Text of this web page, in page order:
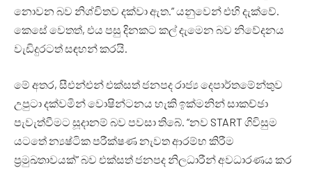
නොවන බව නිශ්චිතව දක්වා ඇත.” යනුවෙන් එහි දැක්වේ.
කෙසේ වෙතත්, එය පසු දිනකට කල් දැමෙන බව නිවේදනය
වැඩිදුරටත් සඳහන් කරයි.
මේ අතර, සීඑන්එන් එක්සත් ජනපද රාජ්‍ය දෙපාර්තමේන්තුව
උපුටා දක්වමින් වොෂින්ටනය හැකි ඉක්මනින් සාකච්ඡා
පැවැත්වීමට සූදානම් බව පවසා තිබේ. “නව START ගිවිසුම
යටතේ න්‍යෂ්ටික පරීක්ෂණ නැවත ආරම්භ කිරීම
ප්‍රමුඛතාවයක්” බව එක්සත් ජනපද නිලධාරීන් අවධාරණය කර